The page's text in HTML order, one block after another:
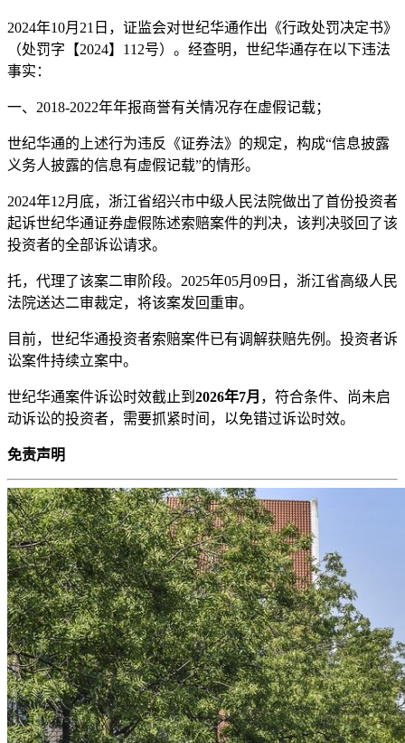
2024年10月21日，证监会对世纪华通作出《行政处罚决定书》
（处罚字【2024】112号）。经查明，世纪华通存在以下违法
事实：
一、2018-2022年年报商誉有关情况存在虚假记载；
世纪华通的上述行为违反《证券法》的规定，构成“信息披露
义务人披露的信息有虚假记载”的情形。
2024年12月底，浙江省绍兴市中级人民法院做出了首份投资者
起诉世纪华通证券虚假陈述索赔案件的判决，该判决驳回了该
投资者的全部诉讼请求。
托，代理了该案二审阶段。2025年05月09日，浙江省高级人民
法院送达二审裁定，将该案发回重审。
目前，世纪华通投资者索赔案件已有调解获赔先例。投资者诉
讼案件持续立案中。
世纪华通案件诉讼时效截止到 2026年7月 ，符合条件、尚未启
动诉讼的投资者，需要抓紧时间，以免错过诉讼时效。
免责声明